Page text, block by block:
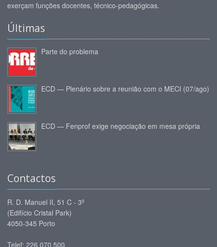
exerçam funções docentes, técnico-pedagógicas.
Últimas
Parte do problema
ECD — Plenário sobre a reunião com o MECI (07/ago)
ECD — Fenprof exige negociação em mesa própria
Contactos
R. D. Manuel II, 51 C - 3º
(Edifício Cristal Park)
4050-345 Porto
Telef: 226 070 500